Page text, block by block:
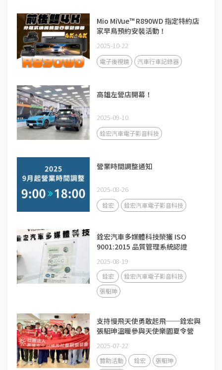
Mio MiVue™ R890WD 指定特約店
家早鳥預約安裝活動！
2025-10-22
電子後視鏡 汽車行車記錄器
高雄左營店開幕！
2025-09-10
銓宏汽車電子影音科技
營業時間調整通知
2025-08-26
銓宏 銓宏汽車電子影音科技
銓宏汽車多媒體科技榮獲 ISO
9001:2015 品質管理系統認證
2025-08-19
銓宏
銓宏汽車電子影音科技
張馹珅
支持慢飛天使勇敢起飛──銓宏與
張馹珅溫暖參與天使樂園夏令營
2025-07-22
贊助活動 銓宏
張馹珅